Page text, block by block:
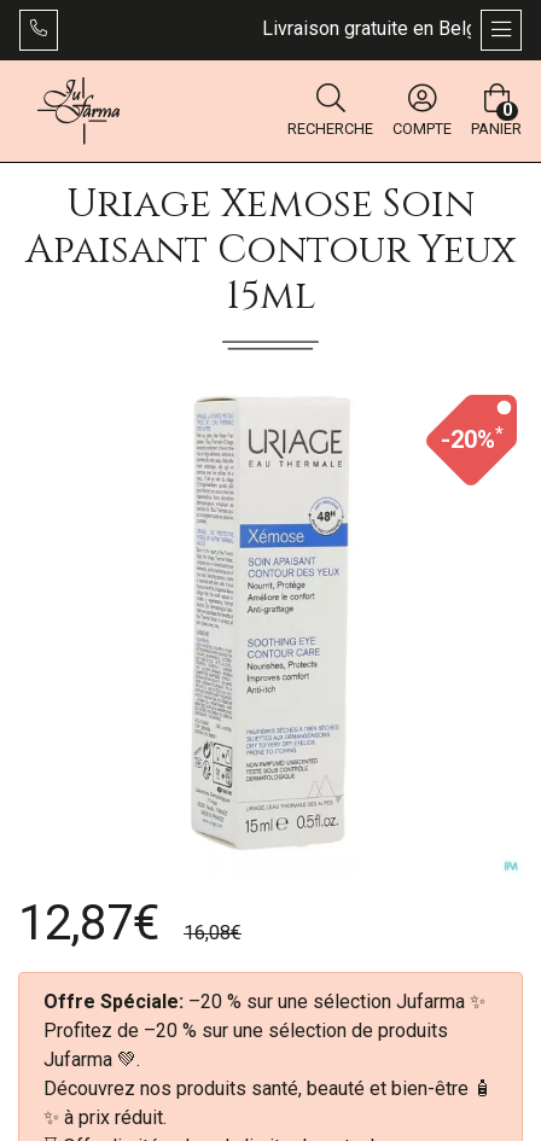
Livraison gratuite en Belgique
RECHERCHE COMPTE PANIER
0
Uriage Xemose Soin
Apaisant Contour Yeux
15ml
-20%*
12,87€ 16,08€
Offre Spéciale: –20 % sur une sélection Jufarma ✨
Profitez de –20 % sur une sélection de produits
Jufarma 💚.
Découvrez nos produits santé, beauté et bien-être 🧴
✨ à prix réduit.